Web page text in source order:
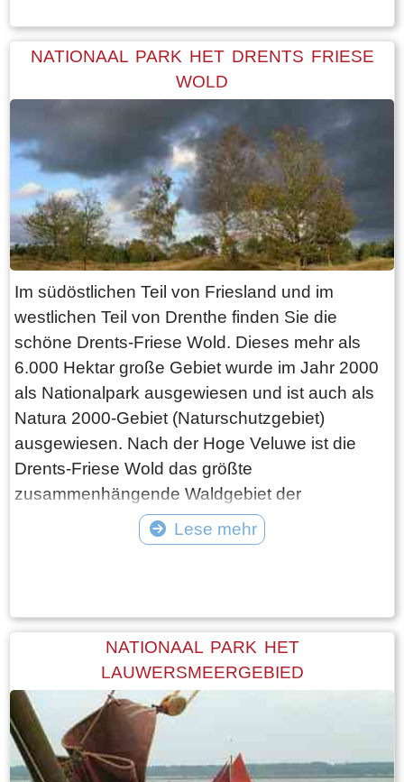
Kirchen unterscheiden sich je nach Region,
ebenso wie die entsprechenden Türme.
Es gibt große Exemplare wie in den Städten
Leeuwarden, Dokkum, Bolsward und Franeker,
aber auch sehr kleine und intime wie die
Klosterkapelle in Jannum.
Klicken Sie hier für weitere Informationen
NATIONAAL PARK HET DRENTS FRIESE
WOLD
Im südöstlichen Teil von Friesland und im
westlichen Teil von Drenthe finden Sie die
schöne Drents-Friese Wold. Dieses mehr als
6.000 Hektar große Gebiet wurde im Jahr 2000
als Nationalpark ausgewiesen und ist auch als
Natura 2000-Gebiet (Naturschutzgebiet)
ausgewiesen. Nach der Hoge Veluwe ist die
Drents-Friese Wold das größte
zusammenhängende Waldgebiet der
Niederlande. In diesem weitläufigen Waldgebiet
finden Sie ausgedehnte Torf- und
wunderschöne Wälder. Diese Gegend ist perfekt
für einen schönen Rad- oder Wanderurlaub. Sie
werden sofort die typische Landschaft der
Dörfer erkennen, die Knollenfelder um die
kleinen Dörfer, die von riesigen Heiden und
Flusstälern voller blühender Blumen begleitet
werden. Auch ein ideales Gebiet für
Lese mehr
NATIONAAL PARK HET
LAUWERSMEERGEBIED